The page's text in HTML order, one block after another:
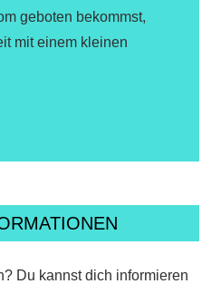
geboten bekommst,
mit einem kleinen
Du kannst dich informieren